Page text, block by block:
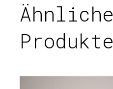
Ähnliche
Produkte